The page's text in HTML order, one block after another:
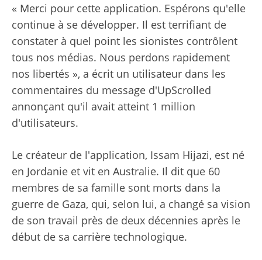
« Merci pour cette application. Espérons qu'elle
continue à se développer. Il est terrifiant de
constater à quel point les sionistes contrôlent
tous nos médias. Nous perdons rapidement
nos libertés », a écrit un utilisateur dans les
commentaires du message d'UpScrolled
annonçant qu'il avait atteint 1 million
d'utilisateurs.
Le créateur de l'application, Issam Hijazi, est né
en Jordanie et vit en Australie. Il dit que 60
membres de sa famille sont morts dans la
guerre de Gaza, qui, selon lui, a changé sa vision
de son travail près de deux décennies après le
début de sa carrière technologique.